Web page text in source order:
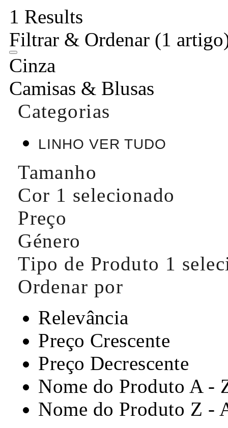
1 Results
Filtrar & Ordenar (1
Cinza
Camisas & Blusas
Categorias
LINHO VER TUDO
Tamanho
Cor 1 selecionado
Preço
Género
Tipo de Produto 1
Ordenar por
Relevância
Preço Crescente
Preço Decrescente
Nome do Produto A -
Nome do Produto Z -